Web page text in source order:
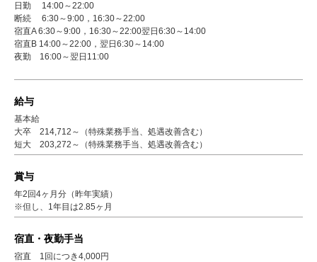
日勤 14:00～22:00
断続 6:30～9:00，16:30～22:00
宿直A 6:30～9:00，16:30～22:00翌日6:30～14:00
宿直B 14:00～22:00，翌日6:30～14:00
夜勤 16:00～翌日11:00
給与
基本給
大卒 214,712～（特殊業務手当、処遇改善含む）
短大 203,272～（特殊業務手当、処遇改善含む）
賞与
年2回4ヶ月分（昨年実績）
※但し、1年目は2.85ヶ月
宿直・夜勤手当
宿直 1回につき4,000円